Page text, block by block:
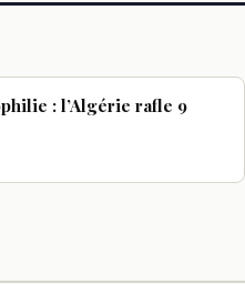
: l’Algérie rafle 9